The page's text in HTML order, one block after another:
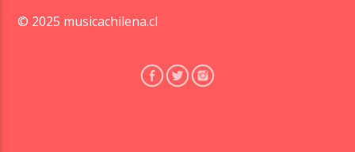
© 2025 musicachilena.cl